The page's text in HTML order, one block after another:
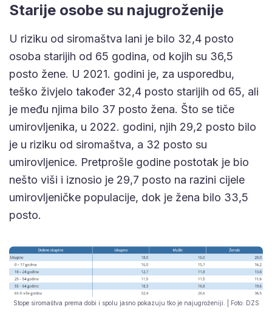
Starije osobe su najugroženije
U riziku od siromaštva lani je bilo 32,4 posto
osoba starijih od 65 godina, od kojih su 36,5
posto žene. U 2021. godini je, za usporedbu,
teško živjelo također 32,4 posto starijih od 65, ali
je među njima bilo 37 posto žena. Što se tiče
umirovljenika, u 2022. godini, njih 29,2 posto bilo
je u riziku od siromaštva, a 32 posto su
umirovljenice. Pretprošle godine postotak je bio
nešto viši i iznosio je 29,7 posto na razini cijele
umirovljeničke populacije, dok je žena bilo 33,5
posto.
Stope siromaštva prema dobi i spolu jasno pokazuju tko je najugroženiji. | Foto: DZS